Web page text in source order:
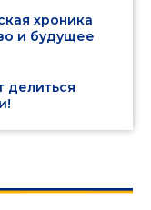
хроника
и будущее
делиться